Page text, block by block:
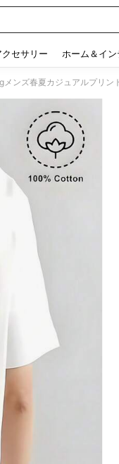
セサリー ホーム＆イン
ンズ春夏カジュアルプリン